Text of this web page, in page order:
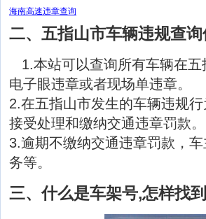
海南高速违章查询
二、五指山市车辆违规查询
1.本站可以查询所有车辆在
电子眼违章或者现场单违章。
2.在五指山市发生的车辆违规
接受处理和缴纳交通违章罚款。
3.逾期不缴纳交通违章罚款，
务等。
三、什么是车架号,怎样找